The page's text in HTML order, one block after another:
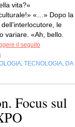
vita?»
«…» Dopo la
le
variare. «Ah, bello.
il seguito
TECNOLOGIA DA
Focus sul